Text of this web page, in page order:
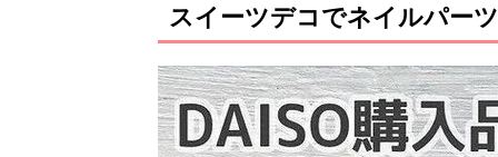
スイーツデコでネイルパー